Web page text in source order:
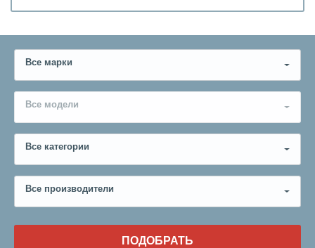
Все марки
Все модели
Все категории
Все производители
ПОДОБРАТЬ